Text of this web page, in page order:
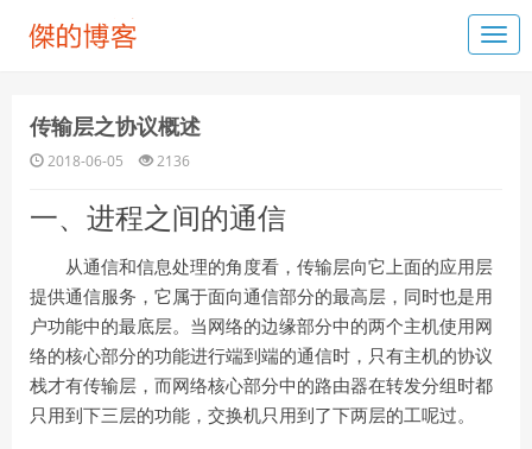
传输层之协议概述
2018-06-05 2136
一、进程之间的通信
从通信和信息处理的角度看，传输层向它上面的应用层
提供通信服务，它属于面向通信部分的最高层，同时也是用
户功能中的最底层。当网络的边缘部分中的两个主机使用网
络的核心部分的功能进行端到端的通信时，只有主机的协议
栈才有传输层，而网络核心部分中的路由器在转发分组时都
只用到下三层的功能，交换机只用到了下两层的工呢过。